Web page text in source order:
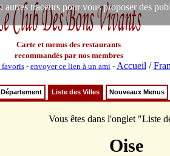
traceurs pour vous proposer des
Carte et menus des restaurants
recommandés par nos membres
favoris- envoyer ce lien à un ami- Accueil /
Liste des Villes Nouveaux Menus
Vous êtes dans l'onglet "Liste
Oise